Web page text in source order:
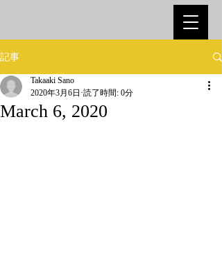
記事
March 6, 2020
Takaaki Sano
2020年3月6日 読了時間: 0分